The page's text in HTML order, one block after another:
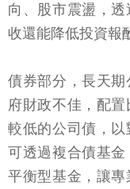
向、股市震盪，
收還能降低投資報
債券部分，長天
府財政不佳，配
較低的公司債，以
可透過複合債基
平衡型基金，讓